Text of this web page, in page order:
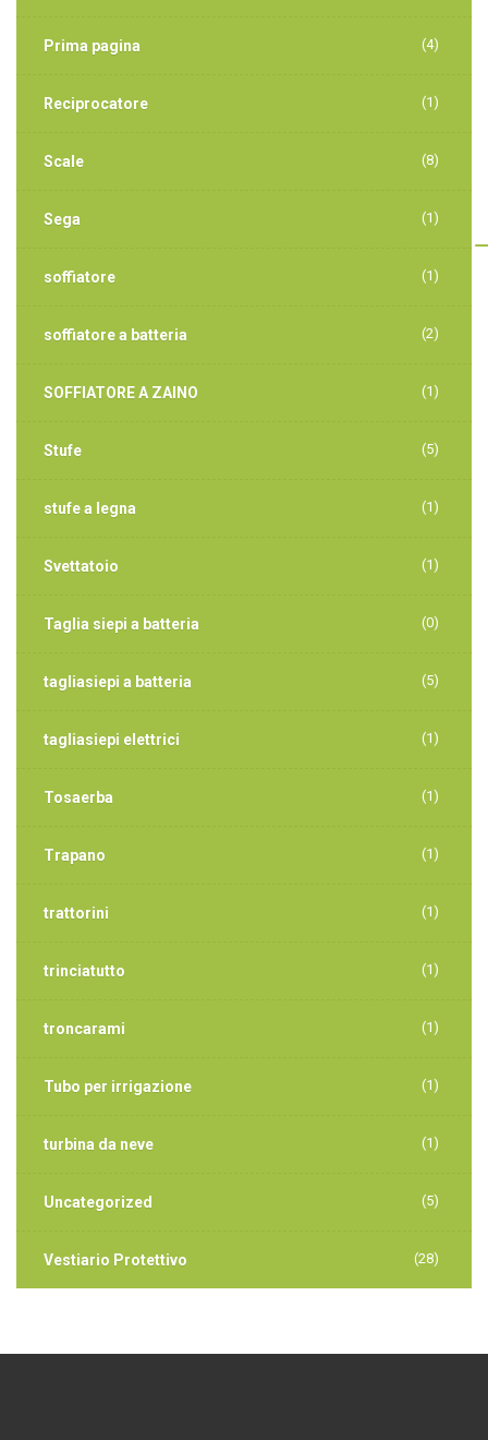
Prima pagina (4)
Reciprocatore (1)
Scale (8)
Sega (1)
soffiatore (1)
soffiatore a batteria (2)
SOFFIATORE A ZAINO (1)
Stufe (5)
stufe a legna (1)
Svettatoio (1)
Taglia siepi a batteria (0)
tagliasiepi a batteria (5)
tagliasiepi elettrici (1)
Tosaerba (1)
Trapano (1)
trattorini (1)
trinciatutto (1)
troncarami (1)
Tubo per irrigazione (1)
turbina da neve (1)
Uncategorized (5)
Vestiario Protettivo (28)